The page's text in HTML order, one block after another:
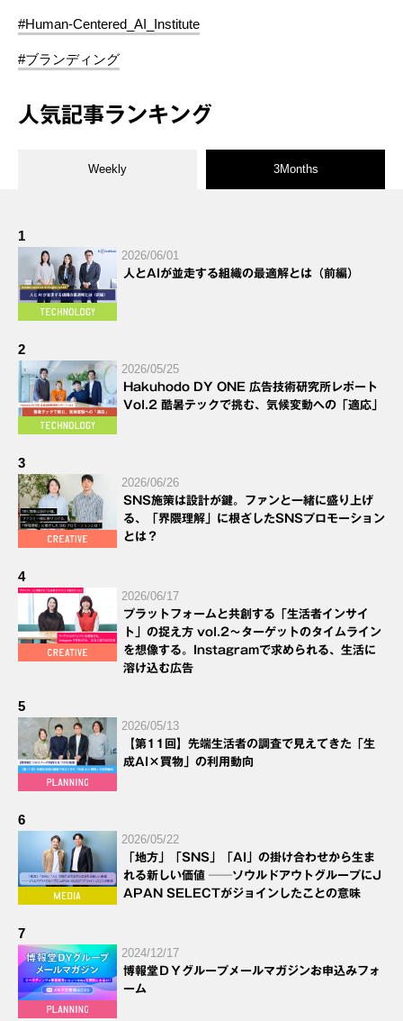
#Human-Centered_AI_Institute
#ブランディング
人気記事ランキング
Weekly 3Months
1
2026/06/01
人とAIが並走する組織の最適解とは（前編）
2
2026/05/25
Hakuhodo DY ONE 広告技術研究所レポート
Vol.2 酷暑テックで挑む、気候変動への「適応」
3
2026/06/26
SNS施策は設計が鍵。ファンと一緒に盛り上げ
る、「界隈理解」に根ざしたSNSプロモーション
とは？
4
2026/06/17
プラットフォームと共創する「生活者インサイ
ト」の捉え方 vol.2～ターゲットのタイムライン
を想像する。Instagramで求められる、生活に
溶け込む広告
5
2026/05/13
【第11回】先端生活者の調査で見えてきた「生
成AI×買物」の利用動向
6
2026/05/22
「地方」「SNS」「AI」の掛け合わせから生ま
れる新しい価値 ──ソウルドアウトグループにJ
APAN SELECTがジョインしたことの意味
7
2024/12/17
博報堂ＤＹグループメールマガジンお申込みフォ
ーム